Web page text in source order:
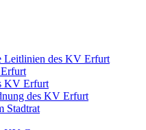
Leitlinien des KV Erfurt
KV Erfurt
des KV Erfurt
Stadtrat